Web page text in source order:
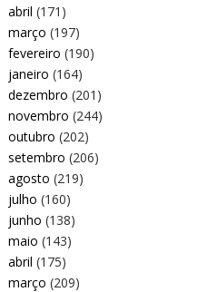
abril (171)
março (197)
fevereiro (190)
janeiro (164)
dezembro (201)
novembro (244)
outubro (202)
setembro (206)
agosto (219)
julho (160)
junho (138)
maio (143)
abril (175)
março (209)